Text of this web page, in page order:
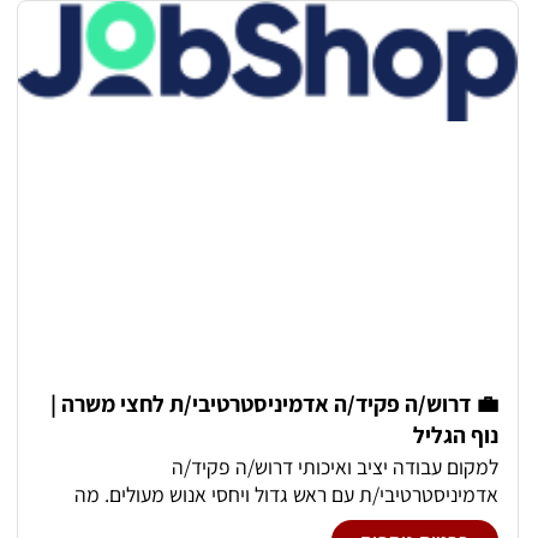
שמירה על סדר וניקיון של המעבדה. -עבודה משולבת שטח +
מעבדה -סיווג ומיון חומרים, ביצוע בדיקות מעבדה, בדיקת
תאימות שעות העבודה : 7:30-16:30. שעות נוספות לפי צורך
💼 דרוש/ה פקיד/ה אדמיניסטרטיבי/ת לחצי משרה |
נוף הגליל
למקום עבודה יציב ואיכותי דרוש/ה פקיד/ה
אדמיניסטרטיבי/ת עם ראש גדול ויחסי אנוש מעולים. מה
כולל התפקיד? - עבודה אדמיניסטרטיבית מגוונת - תיאום